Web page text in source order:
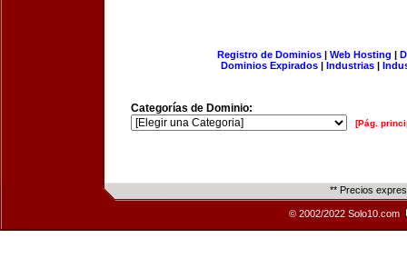
Registro de Dominios| Web Hosting |
Dominios Expirados | Industrias |
Categorías de Dominio:
[Pág.
** Precios
© 2002/2022 Solo10.com